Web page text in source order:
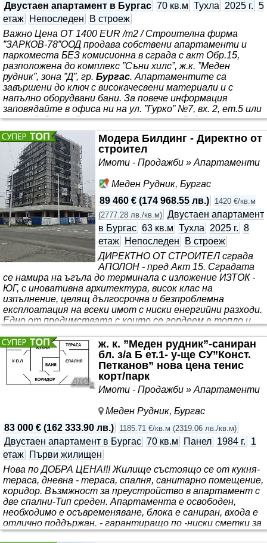
Двустаен апартамент в Бургас 70 кв.м Тухла 2025 г. 5
етаж
Непоследен
В строеж
Важно Цена ОТ 1400 EUR /m2 / Строителна фирма
”ЗАРКОВ-78”ООД продава собствени апартаменти и
паркоместа БЕЗ комисионна в сграда с акт Обр.15,
разположена до комплекс ”Съни хилс”, ж.к. ”Меден
рудник”, зона ”Д”, гр. Бургас. Апартаментите са
завършени до ключ с високачесвени материали и с
напълно оборудвани бани. За повече информация
заповядайте в офиса ни на ул. ”Гурко” №7, вх. 2, ет.5 или
разгледайте сайта ни за актуални свободни
апартаменти. С опция.Продажбана апартаменти
чрез банково кредитиране. Уточнение: Снимките в
обявата са на типови апартаменти. Сградата
предлага апартаменти
Модера Билдинг - Директно от
строител
Имоти - Продажби » Апартаменти
Меден Рудник, Бургас
89 460 € (174 968.55 лв.)
1420 €/кв.м
(2777.28 лв./кв.м) Двустаен апартамент
в Бургас 63 кв.м Тухла 2025 г. 8
етаж
Непоследен
В строеж
ДИРЕКТНО ОТ СТРОИТЕЛ сграда
АПОЛОН - пред Акт 15. Сградата
се намира на ъгъла до терминала с изложение ИЗТОК -
ЮГ, с иновативна архитектура, висок клас на
изпълнение, целящ дългосрочна и безпроблемна
експлоатация на всеки имот с ниски енергийни разходи.
Едно от предимствата с които се гордеем е топло и
имено топлоизолация по тавани и под на всеки
апартамент, както и топло и шумоизолация межди
всеки апартамент. Сградата се състои от партерен
етаж и девет жилищни етажа с по четири
апартамента на етаж, два
двустайни
и два
тристайни. За повече информация
ж. к. ”Меден рудник”-саниран
бл. з/а Б ет.1- у-ще СУ”Конст.
Петканов” нова цена тенис
корт/парк
Имоти - Продажби » Апартаменти
Меден Рудник, Бургас
83 000 € (162 333.90 лв.) 1185.71 €/кв.м (2319.06 лв./кв.м)
Двустаен апартамент в Бургас 70 кв.м Панел 1984 г.
1
етаж
Първи жилищен
Нова по ДОБРА ЦЕНА!!! Жилище състоящо се от кукня-
тераса, дневна - тераса, спалня, санитарно помещение,
коридор. Възмжност за преустройство в апартамент с
две спални-Тип среден. Апартамента е освободен,
необходимо е осъвременяване, блока е саниран, входа е
отлично поддържан. - гарантиращо по -ниски сметки за
електричество по-добър външен вид, както и по лесно